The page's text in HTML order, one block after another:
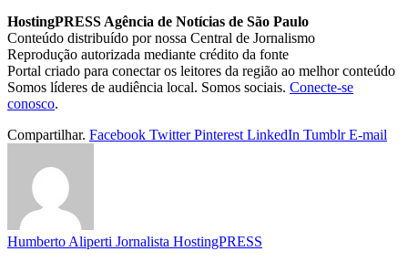
HostingPRESS Agência de Notícias de São Paulo
Conteúdo distribuído por nossa Central de Jornalismo
Reprodução autorizada mediante crédito da fonte
Portal criado para conectar os leitores da região ao melhor conteúdo
Somos líderes de audiência local. Somos sociais. Conecte-se
conosco.
Compartilhar. Facebook Twitter Pinterest LinkedIn Tumblr E-mail
Humberto Aliperti Jornalista HostingPRESS